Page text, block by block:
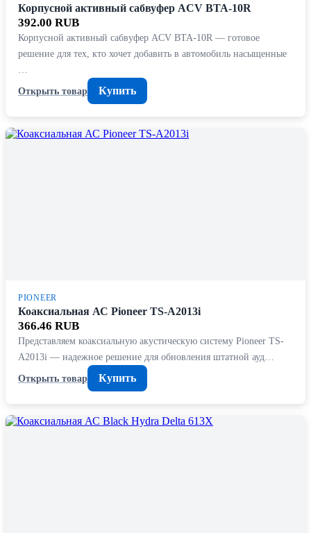
Корпусной активный сабвуфер ACV BTA-10R
392.00 RUB
Корпусной активный сабвуфер ACV BTA-10R — готовое
решение для тех, кто хочет добавить в автомобиль насыщенные
Открыть товар
Купить
PIONEER
Коаксиальная АС Pioneer TS-A2013i
366.46 RUB
Представляем коаксиальную акустическую систему Pioneer TS-
A2013i — надежное решение для обновления штатной ауд…
Открыть товар
Купить